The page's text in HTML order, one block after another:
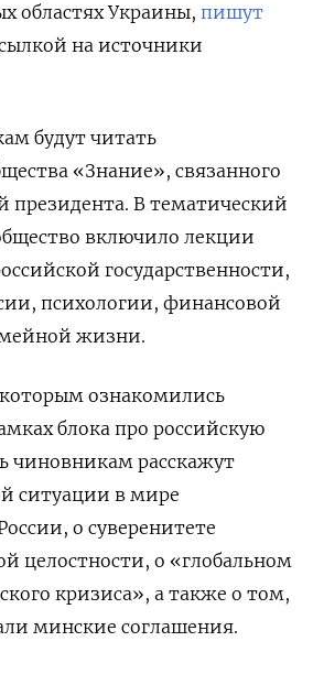
областях Украины, пишут
на источники
будут читать
«Знание», связанного
президента. В тематический
включило лекции
государственности,
психологии, финансовой
жизни.
которым ознакомились
блока про российскую
чиновникам расскажут
ситуации в мире
о суверенитете
целостности, о «глобальном
кризиса», а также о том,
минские соглашения.